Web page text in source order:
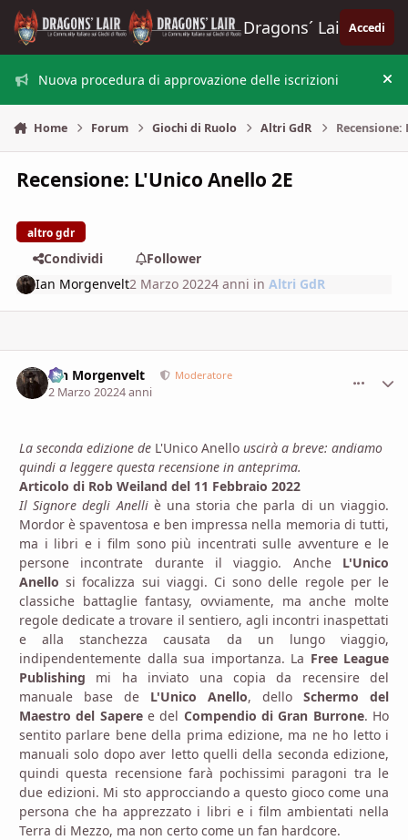
Vai al contenuto
Dragons´ Lair Accedi
Nuova procedura di approvazione delle iscrizioni
Home Forum Giochi di Ruolo Altri GdR Recensione:
Recensione: L'Unico Anello 2E
altro gdr
Condividi
Follower
Ian Morgenvelt2 Marzo 20224 anni inAltri GdR
Ian Morgenvelt Moderatore
2 Marzo 20224 anni
La seconda edizione de L'Unico Anello uscirà a breve: andiamo
quindi a leggere questa recensione in anteprima.
Articolo di Rob Weiland del 11 Febbraio 2022
Il Signore degli Anelli è una storia che parla di un viaggio.
Mordor è spaventosa e ben impressa nella memoria di tutti,
ma i libri e i film sono più incentrati sulle avventure e le
persone incontrate durante il viaggio. Anche L'Unico
Anellosi focalizza sui viaggi. Ci sono delle regole per le
classiche battaglie fantasy, ovviamente, ma anche molte
regole dedicate a trovare il sentiero, agli incontri inaspettati
e alla stanchezza causata da un lungo viaggio,
indipendentemente dalla sua importanza. La Free League
Publishing mi ha inviato una copia da recensire del
manuale base de L'Unico Anello, dello Schermo del
Maestro del Sapere e del Compendio di Gran Burrone. Ho
sentito parlare bene della prima edizione, ma ne ho letto i
manuali solo dopo aver letto quelli della seconda edizione,
quindi questa recensione farà pochissimi paragoni tra le
due edizioni. Mi sto approcciando a questo gioco come una
persona che ha apprezzato i libri e i film ambientati nella
Terra di Mezzo, ma non certo come un fan hardcore.